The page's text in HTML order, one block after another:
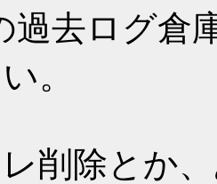
過去ログ倉
。
削除とか